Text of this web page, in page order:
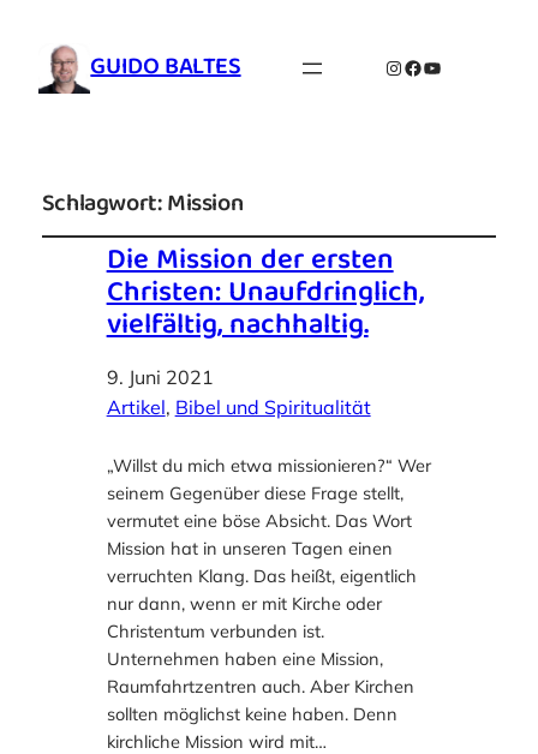
GUIDO BALTES Instagram
Facebook
YouTube
Schlagwort:Mission
Die Mission der ersten
Christen: Unaufdringlich,
vielfältig, nachhaltig.
9. Juni 2021
Artikel, Bibel und Spiritualität
„Willst du mich etwa missionieren?“ Wer
seinem Gegenüber diese Frage stellt,
vermutet eine böse Absicht. Das Wort
Mission hat in unseren Tagen einen
verruchten Klang. Das heißt, eigentlich
nur dann, wenn er mit Kirche oder
Christentum verbunden ist.
Unternehmen haben eine Mission,
Raumfahrtzentren auch. Aber Kirchen
sollten möglichst keine haben. Denn
kirchliche Mission wird mit…